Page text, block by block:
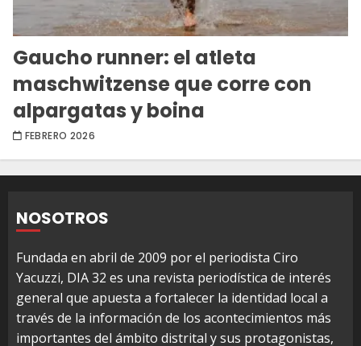
Gaucho runner: el atleta
maschwitzense que corre con
alpargatas y boina
FEBRERO 2026
NOSOTROS
Fundada en abril de 2009 por el periodista Ciro
Yacuzzi, DIA 32 es una revista periodística de interés
general que apuesta a fortalecer la identidad local a
través de la información de los acontecimientos más
importantes del ámbito distrital y sus protagonistas,